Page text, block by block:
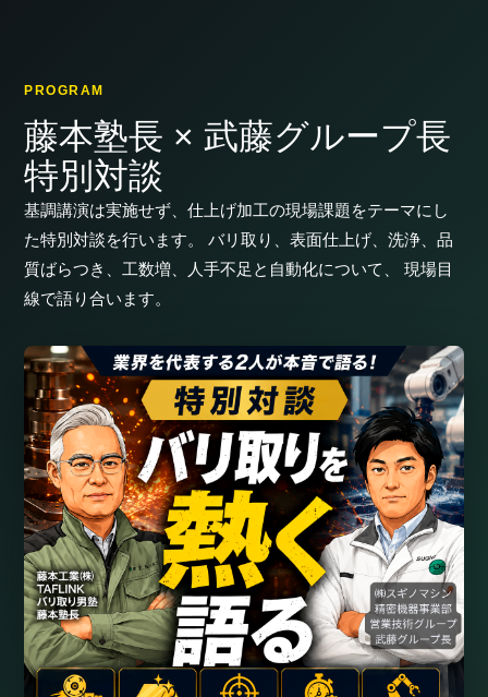
PROGRAM
藤本塾長 × 武藤グループ長
特別対談
基調講演は実施せず、仕上げ加工の現場課題をテーマにし
た特別対談を行います。 バリ取り、表面仕上げ、洗浄、品
質ばらつき、工数増、人手不足と自動化について、 現場目
線で語り合います。